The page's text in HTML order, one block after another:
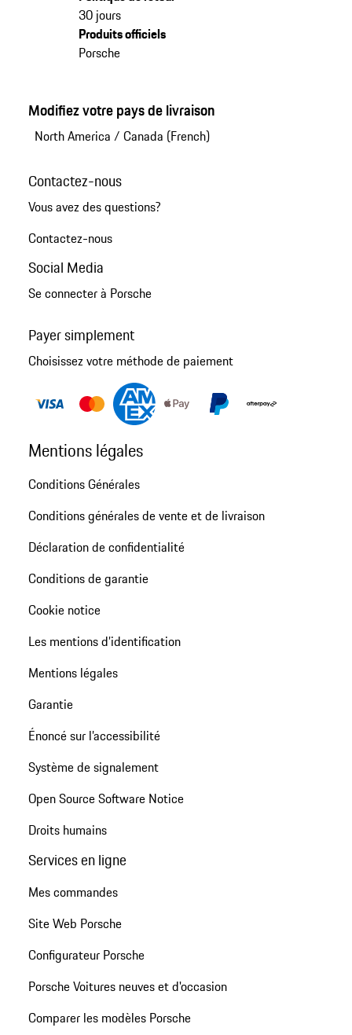
30 jours
Produits officiels
Porsche
Modifiez votre pays de livraison
North America / Canada (French)
Contactez-nous
Vous avez des questions?
Contactez-nous
Social Media
Se connecter à Porsche
Payer simplement
Choisissez votre méthode de paiement
Mentions légales
Conditions Générales
Conditions générales de vente et de livraison
Déclaration de confidentialité
Conditions de garantie
Cookie notice
Les mentions d’identification
Mentions légales
Garantie
Énoncé sur l’accessibilité
Système de signalement
Open Source Software Notice
Droits humains
Services en ligne
Mes commandes
Site Web Porsche
Configurateur Porsche
Porsche Voitures neuves et d'occasion
Comparer les modèles Porsche